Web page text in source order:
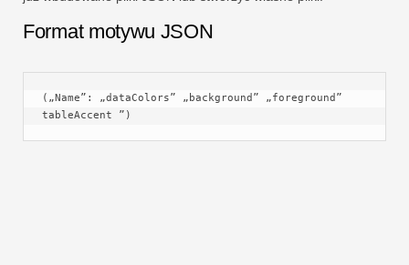
Format motywu JSON
(„Name”: „dataColors” „background” „foreground”
tableAccent ”)